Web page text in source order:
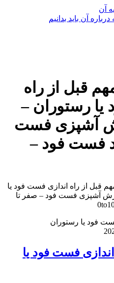
آن
آن باید بدانیم
قبل از راه
یا رستوران –
آشپزی فست
فست فود –
قبل از راه اندازی فست فود یا
آشپزی فست فود – صفر تا
فست فود یا